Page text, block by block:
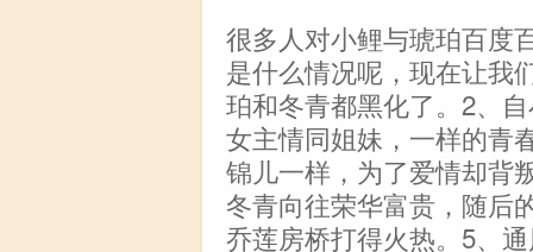
很多人对小鲤与琥珀百度
是什么情况呢，现在让我
珀和冬青都黑化了。2、
女主情同姐妹，一样的青
锦儿一样，为了爱情却背
冬青向往荣华富贵，随后
乔莲房桥打得火热。5、